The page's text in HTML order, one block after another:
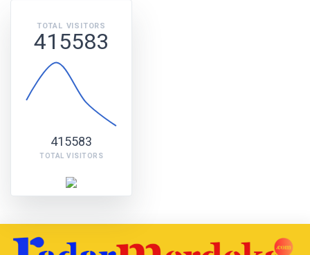
TOTAL VISITORS
415583
415583
TOTAL VISITORS